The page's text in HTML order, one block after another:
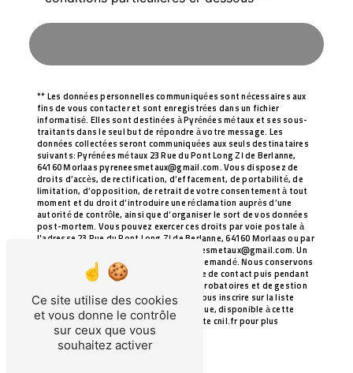
** Les données personnelles communiquées sont nécessaires aux
fins de vous contacter et sont enregistrées dans un fichier
informatisé. Elles sont destinées à Pyrénées métaux et ses sous-
traitants dans le seul but de répondre à votre message. Les
données collectées seront communiquées aux seuls destinataires
suivants: Pyrénées métaux 23 Rue du Pont Long ZI de Berlanne,
64160 Morlaas pyreneesmetaux@gmail.com. Vous disposez de
droits d’accès, de rectification, d’effacement, de portabilité, de
limitation, d’opposition, de retrait de votre consentement à tout
moment et du droit d’introduire une réclamation auprès d’une
autorité de contrôle, ainsi que d’organiser le sort de vos données
post-mortem. Vous pouvez exercer ces droits par voie postale à
l'adresse 23 Rue du Pont Long ZI de Berlanne, 64160 Morlaas ou par
courrier électronique à l'adresse pyreneesmetaux@gmail.com. Un
justificatif d'identité pourra vous être demandé. Nous conservons
vos données pendant la période de prise de contact puis pendant
la durée de prescription légale aux fins probatoires et de gestion
des contentieux. Vous avez le droit de vous inscrire sur la liste
d'opposition au démarchage téléphonique, disponible à cette
adresse: Bloctel.gouv.fr. Consultez le site cnil.fr pour plus
d’informations sur vos droits.
Ce site utilise des cookies
et vous donne le contrôle
sur ceux que vous
souhaitez activer